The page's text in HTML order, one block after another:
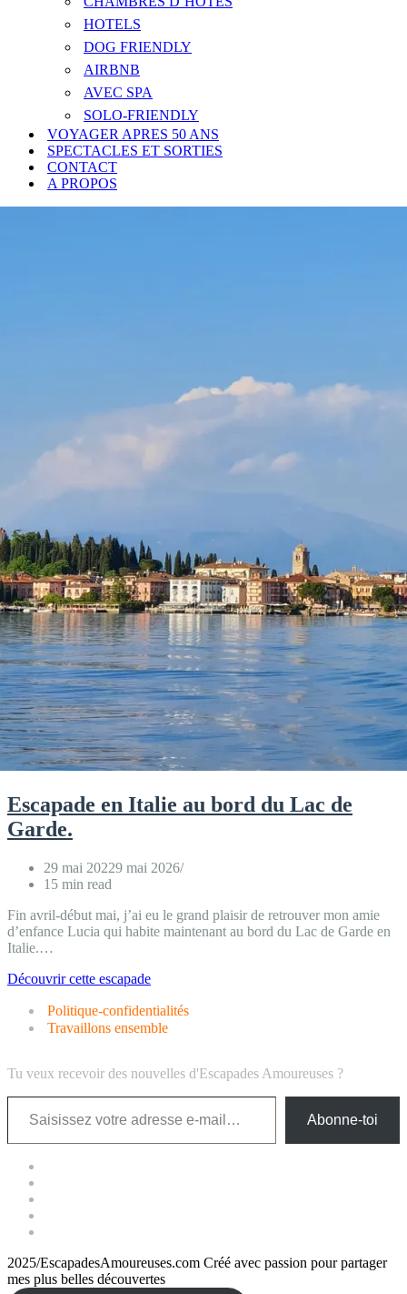
HOTELS
DOG FRIENDLY
AIRBNB
AVEC SPA
SOLO-FRIENDLY
VOYAGER APRES 50 ANS
SPECTACLES ET SORTIES
CONTACT
A PROPOS
Escapade en Italie au bord du Lac de
Garde.
29 mai 20229 mai 2026
15 min read
Fin avril-début mai, j’ai eu le grand plaisir de retrouver mon amie
d’enfance Lucia qui habite maintenant au bord du Lac de Garde en
Italie.…
Découvrir cette escapadeEscapade
Italie
au
Lac
Politique-confidentialités
Travaillons ensemble
Tu veux recevoir des nouvelles d'Escapades Amoureuses ?
Saisissez votre adresse e-mail…
Abonne-toi
2025/EscapadesAmoureuses.com Créé avec passion pour partager
mes plus belles découvertes